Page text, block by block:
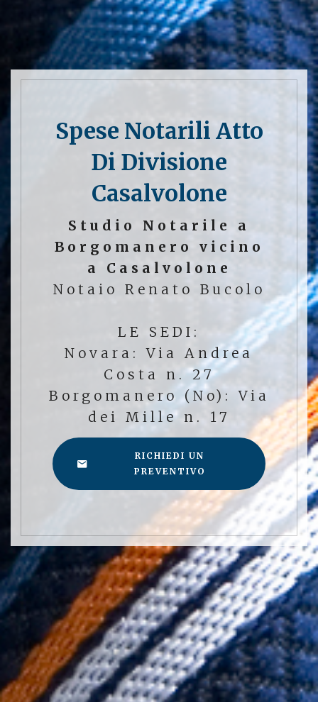
Spese Notarili Atto
Di Divisione
Casalvolone
Studio Notarile a
Borgomanero vicino
a Casalvolone
Notaio Renato Bucolo
LE SEDI:
Novara: Via Andrea
Costa n. 27
Borgomanero (No): Via
dei Mille n. 17
RICHIEDI UN
PREVENTIVO